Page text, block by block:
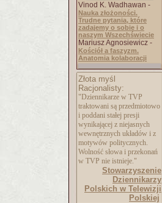
Vinod K. Wadhawan -
Nauka złożoności.
Trudne pytania, które
zadajemy o sobie i o
naszym Wszechświecie
Mariusz Agnosiewicz -
Kościół a faszyzm.
Anatomia kolaboracji
Złota myśl
Racjonalisty:
"Dziennikarze w TVP
traktowani są przedmiotowo
i poddani stałej presji
wynikającej z niejasnych
wewnętrznych układów i z
motywów politycznych.
Wolność słowa i przekonań
w TVP nie istnieje."
Stowarzyszenie
Dziennikarzy
Polskich w Telewizji
Polskiej